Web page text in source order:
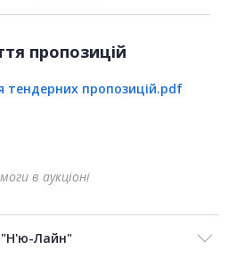
пропозицій
тендерних пропозицій.pdf
в аукціоні
"Н'ю-Лайн"